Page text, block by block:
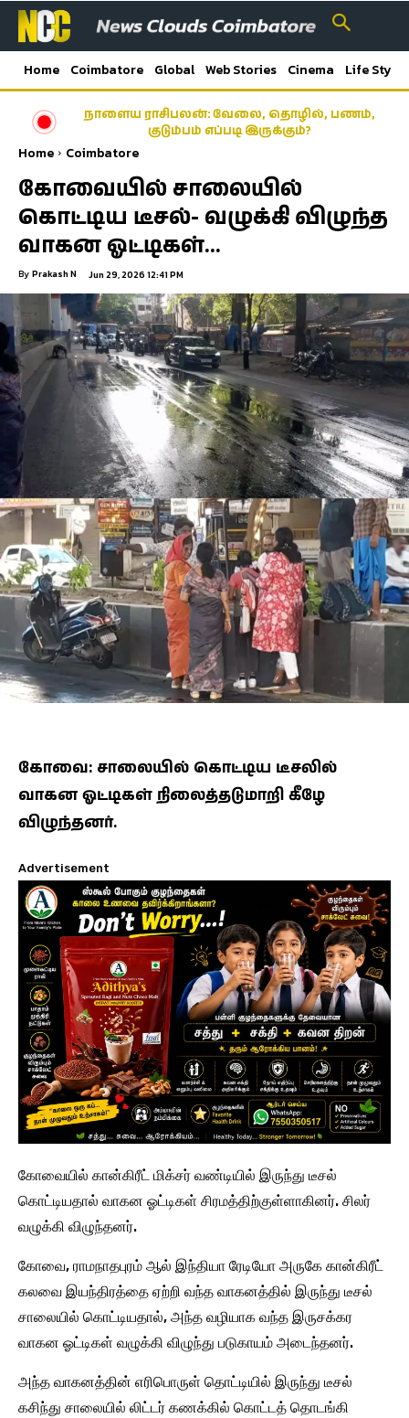
Home Coimbatore Global Web Stories Cinema Life Style
நாளைய ராசிபலன்: வேலை, தொழில், பணம்,
குடும்பம் எப்படி இருக்கும்?
Home Coimbatore
கோவையில் சாலையில்
கொட்டிய டீசல்- வழுக்கி விழுந்த
வாகன ஓட்டிகள்…
By Prakash N Jun 29, 2026 12:41 PM
கோவை: சாலையில் கொட்டிய டீசலில்
வாகன ஓட்டிகள் நிலைத்தடுமாறி கீழே
விழுந்தனர்.
Advertisement
கோவையில் கான்கிரீட் மிக்சர் வண்டியில் இருந்து டீசல்
கொட்டியதால் வாகன ஓட்டிகள் சிரமத்திற்குள்ளாகினர். சிலர்
வழுக்கி விழுந்தனர்.
​கோவை, ராமநாதபுரம் ஆல் இந்தியா ரேடியோ அருகே கான்கிரீட்
கலவை இயந்திரத்தை ஏற்றி வந்த வாகனத்தில் இருந்து டீசல்
சாலையில் கொட்டியதால், அந்த வழியாக வந்த இருசக்கர
வாகன ஓட்டிகள் வழுக்கி விழுந்து படுகாயம் அடைந்தனர்.
அந்த வாகனத்தின் எரிபொருள் தொட்டியில் இருந்து டீசல்
கசிந்து சாலையில் லிட்டர் கணக்கில் கொட்டத் தொடங்கி